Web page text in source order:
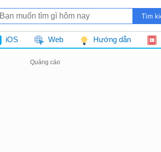
iOS Web Hướng dẫn